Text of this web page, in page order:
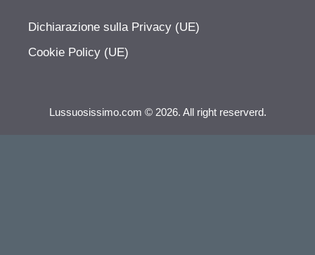
Dichiarazione sulla Privacy (UE)
Cookie Policy (UE)
Lussuosissimo.com © 2026. All right reserverd.